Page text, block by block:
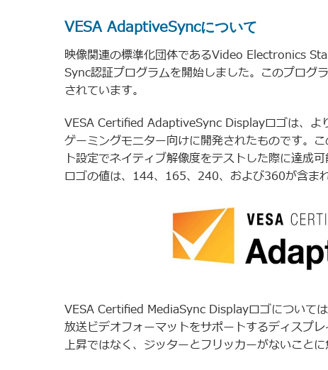
VESA AdaptiveSyncについて
映像関連の標準化団体であるVideo Electronics
Sync認証プログラムを開始しました。このプロ
されています。
VESA Certified AdaptiveSync Displayロゴは、よ
ゲーミングモニター向けに開発されたものです。
ト設定でネイティブ解像度をテストした際に達成
ロゴの値は、144、165、240、および360が含まれ
VESA Certified MediaSync Displayロゴについて
放送ビデオフォーマットをサポートするディスプ
上昇ではなく、ジッターとフリッカーがないこと